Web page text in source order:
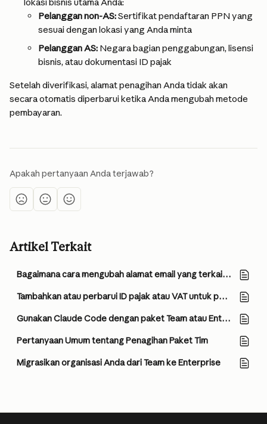
Pelanggan non-AS: Sertifikat pendaftaran PPN yang
sesuai dengan lokasi yang Anda minta
Pelanggan AS: Negara bagian penggabungan, lisensi
bisnis, atau dokumentasi ID pajak
Setelah diverifikasi, alamat penagihan Anda tidak akan
secara otomatis diperbarui ketika Anda mengubah metode
pembayaran.
Apakah pertanyaan Anda terjawab?
Artikel Terkait
Bagaimana cara mengubah alamat email yang terkait dengan akun saya?
Tambahkan atau perbarui ID pajak atau VAT untuk paket Team Anda
Gunakan Claude Code dengan paket Team atau Enterprise Anda
Pertanyaan Umum tentang Penagihan Paket Tim
Migrasikan organisasi Anda dari Team ke Enterprise